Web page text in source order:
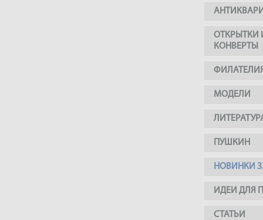
ОТКРЫТКИ
КОНВЕРТЫ
МОДЕЛИ
ПУШКИН
НОВИНКИ
ИДЕИ ДЛЯ
СТАТЬИ